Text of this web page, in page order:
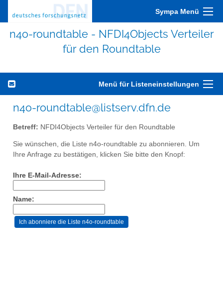
Sympa Menü
n4o-roundtable - NFDI4Objects Verteiler
für den Roundtable
Menü für Listeneinstellungen
n4o-roundtable@listserv.dfn.de
Betreff: NFDI4Objects Verteiler für den Roundtable
Sie wünschen, die Liste n4o-roundtable zu abonnieren. Um
Ihre Anfrage zu bestätigen, klicken Sie bitte den Knopf:
Ihre E-Mail-Adresse:
Name: